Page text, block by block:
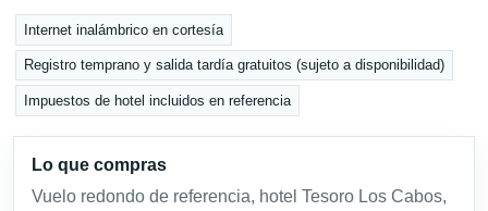
Internet inalámbrico en cortesía
Registro temprano y salida tardía gratuitos (sujeto a disponibilidad)
Impuestos de hotel incluidos en referencia
Lo que compras
Vuelo redondo de referencia, hotel Tesoro Los Cabos,